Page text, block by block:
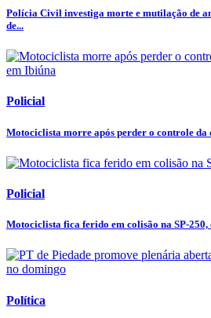
Polícia Civil investiga morte e mutilação de
de...
Policial
Motociclista morre após perder o controle da
Policial
Motociclista fica ferido em colisão na SP-250,
Política